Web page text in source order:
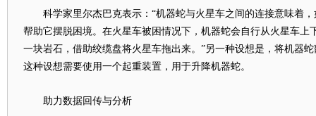
科学家里尔杰巴克表示：“机器蛇与火星车之间的连接意味着，
帮助它摆脱困境。在火星车被困情况下，机器蛇会自行从火星车上
一块岩石，借助绞缆盘将火星车拖出来。”另一种设想是，将机器
这种设想需要使用一个起重装置，用于升降机器蛇。
助力数据回传与分析